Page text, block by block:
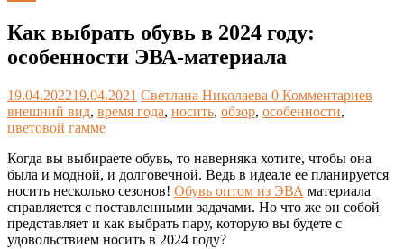
Как выбрать обувь в 2024 году:
особенности ЭВА-материала
19.04.202219.04.2021 Светлана Николаева 0 Комментариев
внешний вид, время года, носить, обзор, особенности,
цветовой гамме
Когда вы выбираете обувь, то наверняка хотите, чтобы она
была и модной, и долговечной. Ведь в идеале ее планируется
носить несколько сезонов! Обувь оптом из ЭВА материала
справляется с поставленными задачами. Но что же он собой
представляет и как выбрать пару, которую вы будете с
удовольствием носить в 2024 году?